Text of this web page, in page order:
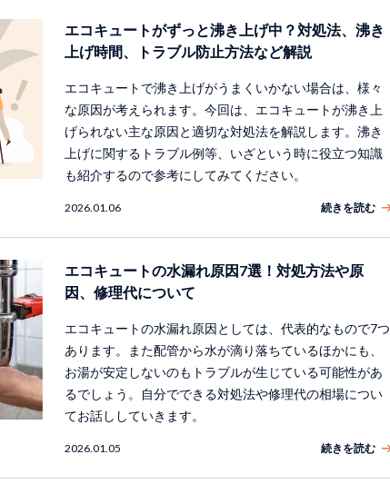
エコキュートがずっと沸き上げ中？対処法、沸き
上げ時間、トラブル防止方法など解説
エコキュートで沸き上げがうまくいかない場合は、様々
な原因が考えられます。今回は、エコキュートが沸き上
げられない主な原因と適切な対処法を解説します。沸き
上げに関するトラブル例等、いざという時に役立つ知識
も紹介するので参考にしてみてください。
2026.01.06 続きを読む
エコキュートの水漏れ原因7選！対処方法や原
因、修理代について
エコキュートの水漏れ原因としては、代表的なもので7つ
あります。また配管から水が滴り落ちているほかにも、
お湯が安定しないのもトラブルが生じている可能性があ
るでしょう。自分でできる対処法や修理代の相場につい
てお話ししていきます。
2026.01.05 続きを読む